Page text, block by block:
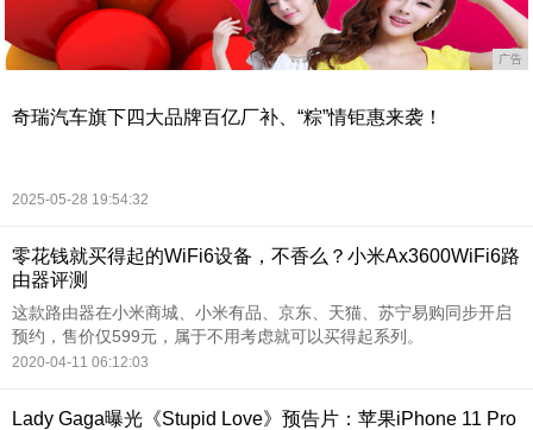
广告
奇瑞汽车旗下四大品牌百亿厂补、“粽”情钜惠来袭！
2025-05-28 19:54:32
零花钱就买得起的WiFi6设备，不香么？小米Ax3600WiFi6路
由器评测
这款路由器在小米商城、小米有品、京东、天猫、苏宁易购同步开启
预约，售价仅599元，属于不用考虑就可以买得起系列。
2020-04-11 06:12:03
Lady Gaga曝光《Stupid Love》预告片：苹果iPhone 11 Pro